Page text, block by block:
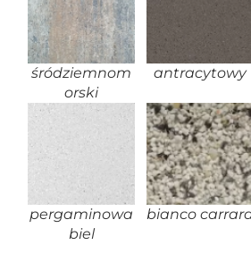
śródziemnom
orski
antracytowy
pergaminowa
biel
bianco